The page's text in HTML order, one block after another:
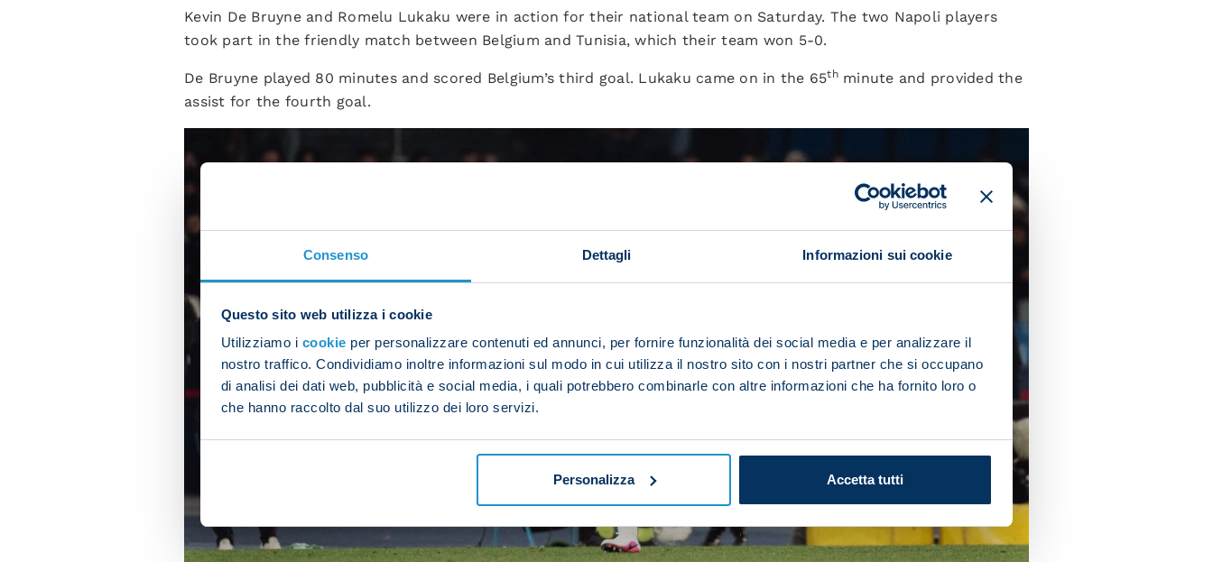
Consenso Dettagli Informazioni sui cookie
Questo sito web utilizza i cookie
Utilizziamo i cookie per personalizzare contenuti ed annunci, per fornire funzionalità dei social media e per analizzare il
nostro traffico. Condividiamo inoltre informazioni sul modo in cui utilizza il nostro sito con i nostri partner che si occupano
di analisi dei dati web, pubblicità e social media, i quali potrebbero combinarle con altre informazioni che ha fornito loro o
che hanno raccolto dal suo utilizzo dei loro servizi.
Personalizza Accetta tutti
Kevin De Bruyne and Romelu Lukaku were in action for their national team on Saturday. The two Napoli players
took part in the friendly match between Belgium and Tunisia, which their team won 5-0.
De Bruyne played 80 minutes and scored Belgium’s third goal. Lukaku came on in the 65thminute and provided the
assist for the fourth goal.